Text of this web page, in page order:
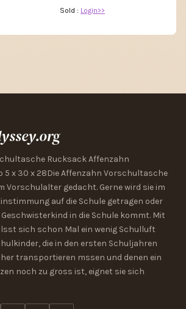
Sold : Login>>
Rucksack Affenzahn
5 x 30 x 28Die Affenzahn Vorschultasche
Vorschulalter gedacht. Gerne wird sie im
auf die Schule getragen oder
in die Schule kommt. Mit
sich schon Mal ein wenig Schulluft
die in den ersten Schuljahren
transportieren mssen und denen ein
noch zu gross ist, eignet sie sich